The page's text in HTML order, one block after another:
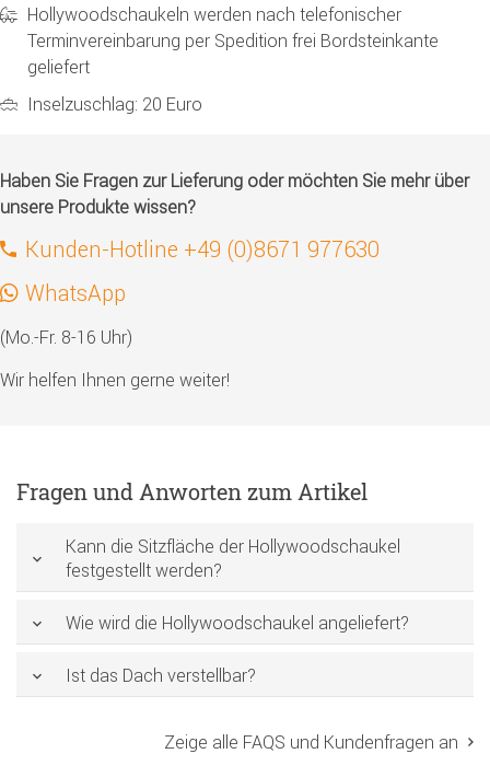
Hollywoodschaukeln werden nach telefonischer
Terminvereinbarung per Spedition frei Bordsteinkante
geliefert
Inselzuschlag: 20 Euro
Haben Sie Fragen zur Lieferung oder möchten Sie mehr über
unsere Produkte wissen?
Kunden-Hotline +49 (0)8671 977630
WhatsApp
(Mo.-Fr. 8-16 Uhr)
Wir helfen Ihnen gerne weiter!
Fragen und Anworten zum Artikel
Kann die Sitzfläche der Hollywoodschaukel
festgestellt werden?
Wie wird die Hollywoodschaukel angeliefert?
Ist das Dach verstellbar?
Zeige alle FAQS und Kundenfragen an